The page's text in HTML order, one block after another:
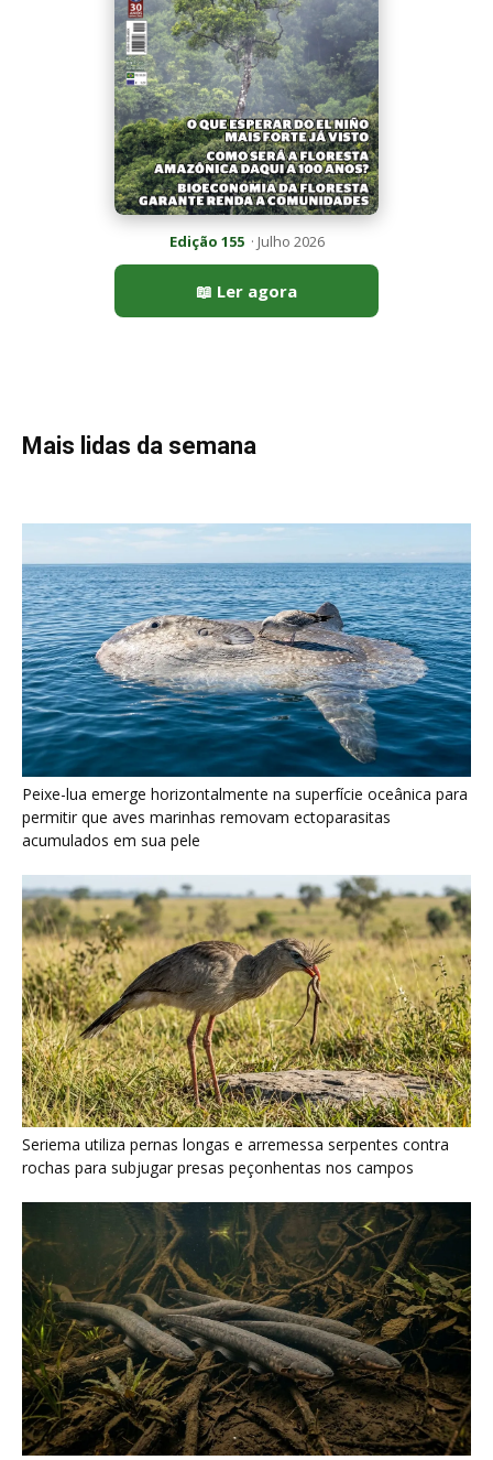
Edição 155· Julho 2026
📖 Ler agora
Mais lidas da semana
Peixe-lua emerge horizontalmente na superfície oceânica para
permitir que aves marinhas removam ectoparasitas
acumulados em sua pele
Seriema utiliza pernas longas e arremessa serpentes contra
rochas para subjugar presas peçonhentas nos campos